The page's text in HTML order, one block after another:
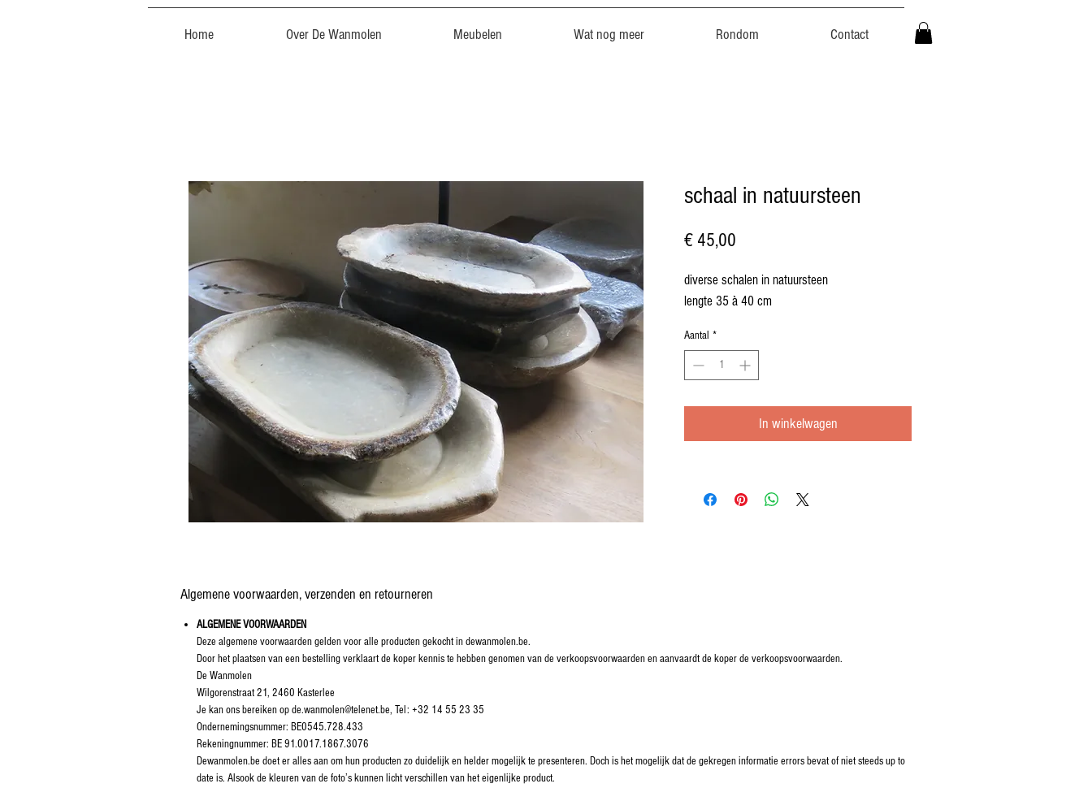
Home Over De Wanmolen Meubelen Wat nog meer Rondom Contact
schaal in natuursteen
€ 45,00
diverse schalen in natuursteen
lengte 35 à 40 cm
Aantal *
In winkelwagen
Algemene voorwaarden, verzenden en retourneren
ALGEMENE VOORWAARDEN
Deze algemene voorwaarden gelden voor alle producten gekocht in dewanmolen.be.
Door het plaatsen van een bestelling verklaart de koper kennis te hebben genomen van de verkoopsvoorwaarden en aanvaardt de koper de verkoopsvoorwaarden.
De Wanmolen
Wilgorenstraat 21, 2460 Kasterlee
Je kan ons bereiken op de.wanmolen@telenet.be, Tel: +32 14 55 23 35
Ondernemingsnummer: BE0545.728.433
Rekeningnummer: BE 91.0017.1867.3076
Dewanmolen.be doet er alles aan om hun producten zo duidelijk en helder mogelijk te presenteren. Doch is het mogelijk dat de gekregen informatie errors bevat of niet steeds up to
date is. Alsook de kleuren van de foto’s kunnen licht verschillen van het eigenlijke product.